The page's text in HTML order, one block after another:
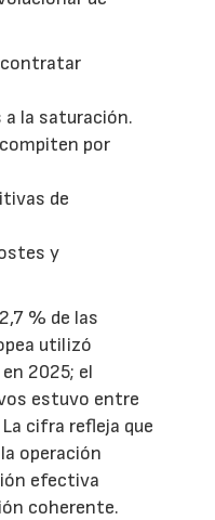
contratar
a la saturación.
por
de
y
% de las
utilizó
2025; el
estuvo entre
cifra refleja que
operación
efectiva
coherente.